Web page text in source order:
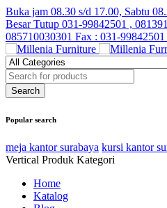
Buka jam 08.30 s/d 17.00, Sabtu
Besar Tutup 031-99842501 ,
085710030301 Fax : 031-
Popular search
meja kantor surabaya kursi kantor
Vertical Produk Kategori
Home
Katalog